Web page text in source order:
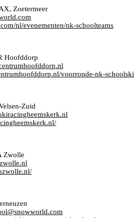
Zoetermeer
nl/evenementen/nk-schoolteams
Hoofddorp
voorronde-nk-
Zuid
Zwolle